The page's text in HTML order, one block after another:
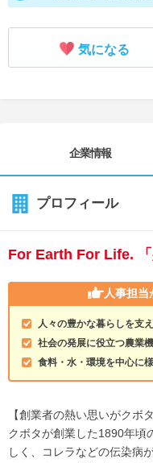
気になる
企業情報
プロフィール
For Earth For Life. 「
人事担当
人々の豊かな暮らしを支
社会の発展に役立つ農業
食料・水・環境を中心に
【創業者の熱い思いがクボ
クボタが創業した1890年頃
しく、コレラなどの伝染病